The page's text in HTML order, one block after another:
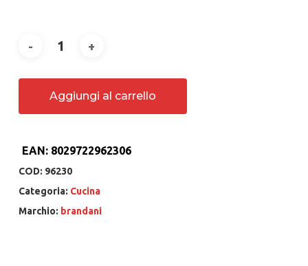
Aggiungi al carrello
EAN: 8029722962306
COD: 96230
Categoria: Cucina
Marchio: brandani